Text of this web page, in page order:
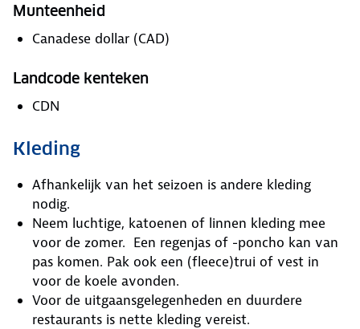
Munteenheid
Canadese dollar (CAD)
Landcode kenteken
CDN
Kleding
Afhankelijk van het seizoen is andere kleding
nodig.
Neem luchtige, katoenen of linnen kleding mee
voor de zomer. Een regenjas of -poncho kan van
pas komen. Pak ook een (fleece)trui of vest in
voor de koele avonden.
Voor de uitgaansgelegenheden en duurdere
restaurants is nette kleding vereist.